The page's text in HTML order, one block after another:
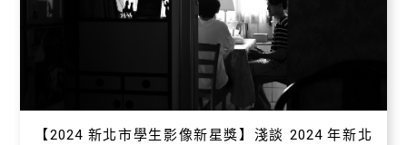
【​2024 新北市學生影像新星獎】淺談 2024 年新北